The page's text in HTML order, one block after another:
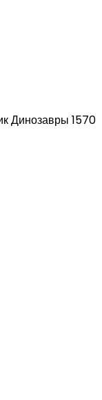
Динозавры 1570